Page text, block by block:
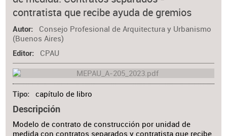
contratista que recibe ayuda de gremios
Autor
Consejo Profesional de Arquitectura y Urbanismo
(Buenos Aires)
Editor CPAU
Tipo capítulo de libro
Descripción
Modelo de contrato de construcción por unidad de
medida con contratos separados y contratista que recibe